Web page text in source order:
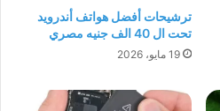
ترشيحات أفضل هواتف أندرويد
تحت ال 40 الف جنيه مصري
19 مايو، 2026